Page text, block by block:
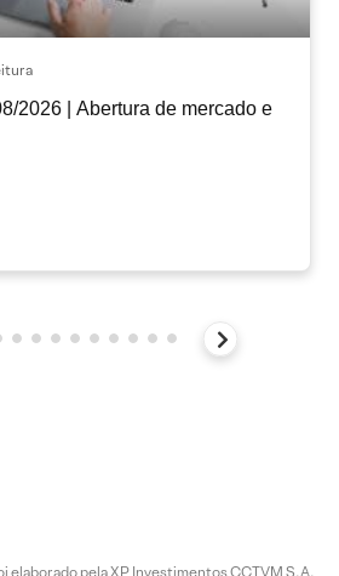
2026 | Abertura de mercado e
elaborado pela XP Investimentos CCTVM S.A.